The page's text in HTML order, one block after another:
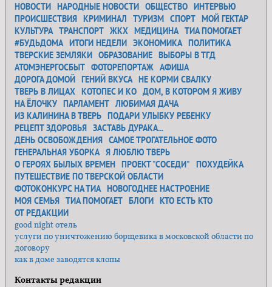
НОВОСТИ НАРОДНЫЕ НОВОСТИ ОБЩЕСТВО ИНТЕРВЬЮ
ПРОИСШЕСТВИЯ КРИМИНАЛ ТУРИЗМ СПОРТ МОЙ ГЕКТАР
КУЛЬТУРА ТРАНСПОРТ ЖКХ МЕДИЦИНА ТИА ПОМОГАЕТ
#БУДЬДОМА ИТОГИ НЕДЕЛИ ЭКОНОМИКА ПОЛИТИКА
ТВЕРСКИЕ ЗЕМЛЯКИ ОБРАЗОВАНИЕ ВЫБОРЫ В ТГД
АТОМЭНЕРГОСБЫТ ФОТОРЕПОРТАЖ АФИША
ДОРОГА ДОМОЙ ГЕНИЙ ВКУСА НЕ КОРМИ СВАЛКУ
ТВЕРЬ В ЛИЦАХ КОТОПЕС И КО ДОМ, В КОТОРОМ Я ЖИВУ
НА ЁЛОЧКУ ПАРЛАМЕНТ ЛЮБИМАЯ ДАЧА
ИЗ КАЛИНИНА В ТВЕРЬ ПОДАРИ УЛЫБКУ РЕБЕНКУ
РЕЦЕПТ ЗДОРОВЬЯ ЗАСТАВЬ ДУРАКА...
ДЕНЬ ОСВОБОЖДЕНИЯ САМОЕ ТРОГАТЕЛЬНОЕ ФОТО
ГЕНЕРАЛЬНАЯ УБОРКА Я ЛЮБЛЮ ТВЕРЬ
О ГЕРОЯХ БЫЛЫХ ВРЕМЕН ПРОЕКТ "СОСЕДИ"
ПОХУДЕЙКА
ПУТЕШЕСТВИЕ ПО ТВЕРСКОЙ ОБЛАСТИ
ФОТОКОНКУРС НА ТИА НОВОГОДНЕЕ НАСТРОЕНИЕ
МОЯ СЕМЬЯ ТИА ПОМОГАЕТ БЛОГИ КТО ЕСТЬ КТО
ОТ РЕДАКЦИИ
good night отель
услуги по уничтожению борщевика в московской области по
договору
как в доме заводятся клопы
Контакты редакции